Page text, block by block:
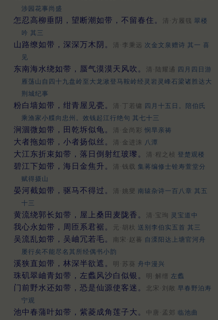
涉园花事尚盛
怎忍高柳垂阴，望断潮如带，不留春住。 清·方履篯 翠楼
吟 其三
山路缭如带，深深万木阴。 清·李秉远 次金文泉赠诗 其一 喜
见
东南海水绕如带，蜃气漠漠天风吹。 清·陆耀遹 四月四日游
雁荡山自四十九盘岭至大龙湫登马鞍岭经灵岩灵峰石梁诸胜达大
荆城纪事
粉白墙如带，绀青屋见甍。 清·丁若镛
四月十五日。陪伯氏
乘渔家小艓向忠州。效钱起江行绝句 其七十三
涧涸微如带，田乾坼似龟。 清·金尚彩 悯旱亲祷
大者拖如带，小者扬似丝。 清·金进洙 八潭
大江东折束如带，落日倒射红玻瓈。 清·程之桢 登楚观楼
碧江下如带，海日金焦升。 清·钱载 集蒋编修士铨寿萱堂分
赋得摄山
晏河截如带，驱马不得过。 清·姚燮 南辕杂诗一百八章 其五
十三
黄流绕郭长如带，屋上桑田麦陇香。 清·宝珣 灵宝道中
我心永如带，周匝系君裾。 元·胡杕 送别李伯实五首 其三
吴流乱如带，吴岫冗若毛。 南宋·赵蕃 自溧阳达上塘官河舟
屡行矣不能尽名其所经偶书小韵
溪狭直如带，林深半欲遮。 明·苏葵 舟中漫兴
珠矶翠岫青如带，左蠡风沙白似银。 明·解缙 左蠡
门前野水还如带，恐是仙源使客迷。 北宋·刘敞 早春野泊寿
宁观
池中春蒲叶如带，紫菱成角莲子大。 中唐·孟郊 临池曲